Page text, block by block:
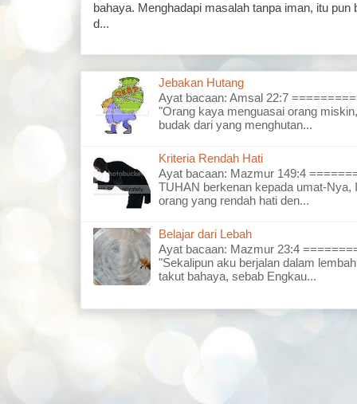
bahaya. Menghadapi masalah tanpa iman, itu
d...
Jebakan Hutang
Ayat bacaan: Amsal 22:7
"Orang kaya menguasai orang
budak dari yang menghutan...
Kriteria Rendah Hati
Ayat bacaan: Mazmur 149:4
TUHAN berkenan kepada umat-Nya,
orang yang rendah hati den...
Belajar dari Lebah
Ayat bacaan: Mazmur 23:4
"Sekalipun aku berjalan dalam
takut bahaya, sebab Engkau...